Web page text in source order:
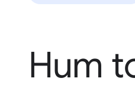
Hum